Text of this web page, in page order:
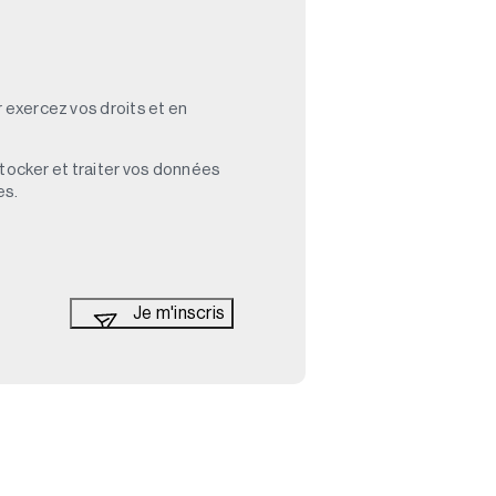
exercez vos droits et en
et traiter vos données